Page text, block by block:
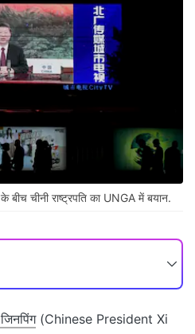
चीनी राष्ट्रपति का UNGA में बयान.
(Chinese President Xi